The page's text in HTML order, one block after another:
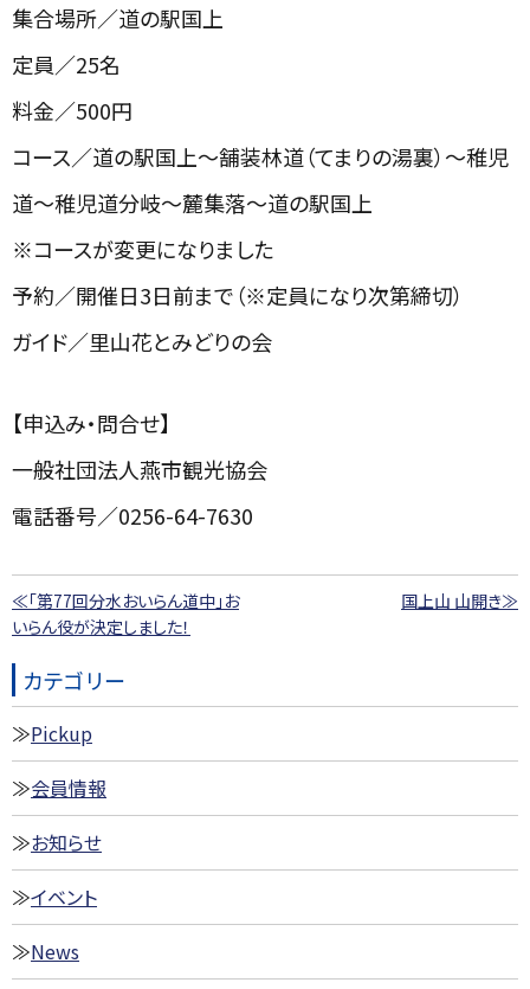
集合場所／道の駅国上
定員／25名
料金／500円
コース／道の駅国上～舗装林道（てまりの湯裏）～稚児
道～稚児道分岐～麓集落～道の駅国上
※コースが変更になりました
予約／開催日3日前まで（※定員になり次第締切）
ガイド／里山花とみどりの会
【申込み・問合せ】
一般社団法人燕市観光協会
電話番号／0256-64-7630
≪「第77回分水おいらん道中」お
いらん役が決定しました！
国上山 山開き≫
カテゴリー
Pickup
会員情報
お知らせ
イベント
News